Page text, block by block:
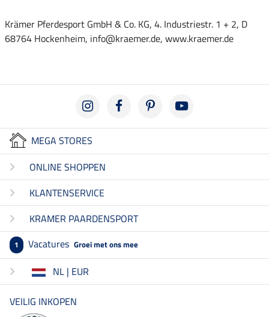
Krämer Pferdesport GmbH & Co. KG, 4. Industriestr. 1 + 2, D
68764 Hockenheim, info@kraemer.de, www.kraemer.de
MEGA STORES
ONLINE SHOPPEN
KLANTENSERVICE
KRAMER PAARDENSPORT
1 Vacatures Groei met ons mee
NL | EUR
VEILIG INKOPEN